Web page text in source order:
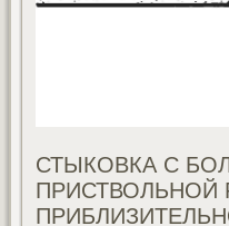
СТЫКОВКА С
ПРИСТВОЛЬНОЙ